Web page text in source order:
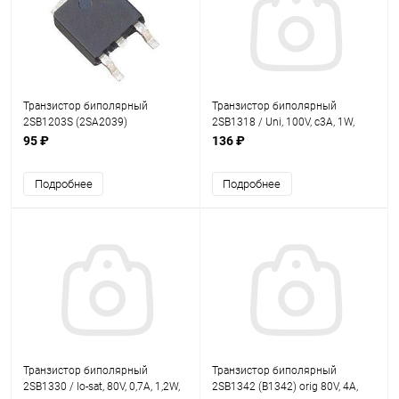
Транзистор биполярный
2SB1203S (2SA2039)
DPAK/TO252 (пара 2SD1803S)
95 ₽
Подробнее
Транзистор биполярный
2SB1318 / Uni, 100V, с3A, 1W,
B>2000 / P darl.+diode / 9b /
136 ₽
Подробнее
Транзистор биполярный
2SB1330 / lo-sat, 80V, 0,7A, 1,2W,
Транзистор биполярный
2SB1342 (B1342) orig 80V, 4A,